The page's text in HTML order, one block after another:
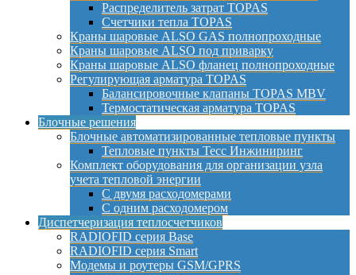
Распределитель затрат TOPAS
Счетчики тепла TOPAS
Краны шаровые ALSO GAS полнопроходные
Краны шаровые ALSO под приварку
Краны шаровые ALSO фланец полнопроходные
Регулирующая арматура TOPAS
Балансировочные клапаны TOPAS MBV
Термостатическая арматура TOPAS
Блочные решения
Блочные автоматизированные тепловые пункты
Тепловые пункты Тесс Инжиниринг
Комплект оборудования для организации узла
учета тепловой энергии
С двумя расходомерами
С одним расходомером
Диспетчеризация теплосчетчиков
RADIOFID серия Base
RADIOFID серия Smart
Модемы и роутеры GSM/GPRS